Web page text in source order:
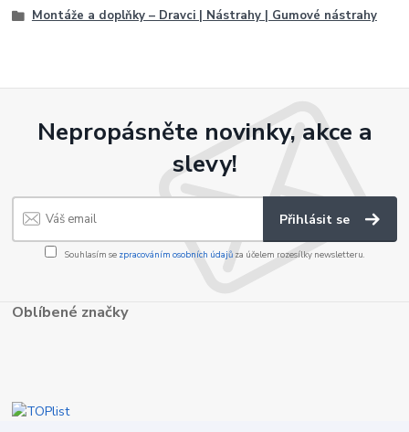
Montáže a doplňky – Dravci | Nástrahy | Gumové nástrahy
Nepropásněte novinky, akce a
slevy!
Přihlásit se
Souhlasím se zpracováním osobních údajůza účelem rozesílky newsletteru.
Oblíbené značky